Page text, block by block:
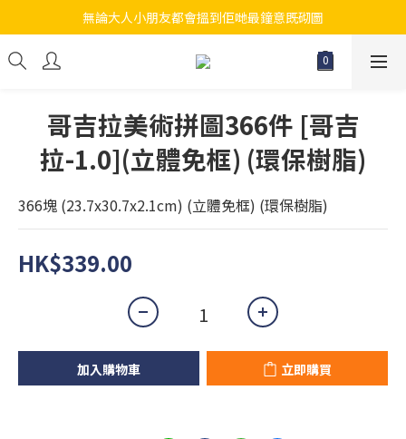
江帆天楊砌圖
無論大人小朋友都會搵到佢哋最鐘意既砌圖
江帆天楊砌圖
哥吉拉美術拼圖366件 [哥吉
拉-1.0](立體免框) (環保樹脂)
366塊 (23.7x30.7x2.1cm) (立體免框) (環保樹脂)
HK$339.00
加入購物車 立即購買